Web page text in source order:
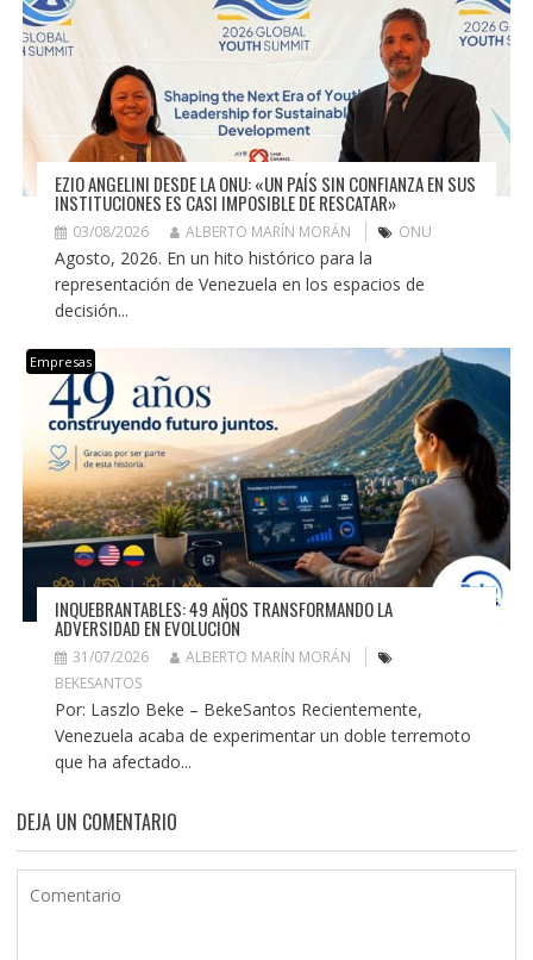
EZIO ANGELINI DESDE LA ONU: «UN PAÍS SIN CONFIANZA EN SUS
INSTITUCIONES ES CASI IMPOSIBLE DE RESCATAR»
03/08/2026 ALBERTO MARÍN MORÁN ONU
Agosto, 2026. En un hito histórico para la
representación de Venezuela en los espacios de
decisión...
Empresas
INQUEBRANTABLES: 49 AÑOS TRANSFORMANDO LA
ADVERSIDAD EN EVOLUCIÓN
31/07/2026
ALBERTO MARÍN MORÁN
BEKESANTOS
Por: Laszlo Beke – BekeSantos Recientemente,
Venezuela acaba de experimentar un doble terremoto
que ha afectado...
DEJA UN COMENTARIO